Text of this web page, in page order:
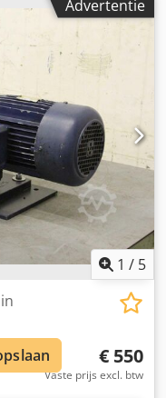
type: -Digitale klok:
kW 1360 tpm -
I Eqrsdyof -gewicht:
Advertentie
1 / 5
€ 550
Vaste prijs excl. btw